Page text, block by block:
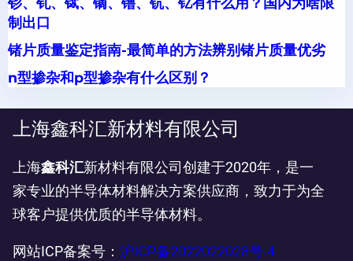
制出口
锗片质量鉴定指南-最简单的方法辨别锗片质量优劣
n型掺杂和p型掺杂有什么区别？
上海鑫科汇新材料有限公司
上海鑫科汇新材料有限公司创建于2020年，是一
家专业的半导体材料解决方案供应商，致力于为全
球客户提供优质的半导体材料。
网站ICP备案号： 沪ICP备2022022028号-4